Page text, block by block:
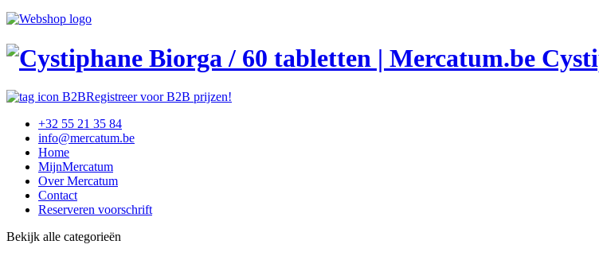
Registreer voor B2B prijzen!
+32 55 21 35 84
info@mercatum.be
Home
MijnMercatum
Over Mercatum
Contact
Reserveren voorschrift
Bekijk alle categorieën